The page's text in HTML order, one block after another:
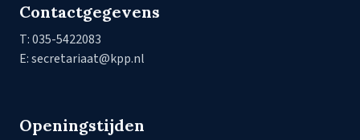
Contactgegevens
T: 035-5422083
E: secretariaat@kpp.nl
Openingstijden